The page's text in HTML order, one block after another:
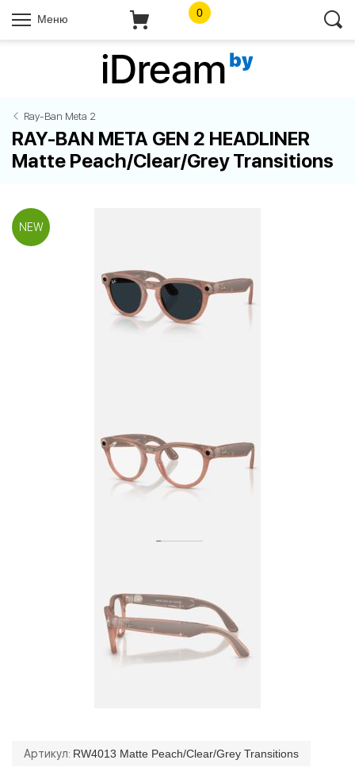
Меню 0
Ray-Ban Meta 2
RAY-BAN META GEN 2 HEADLINER
Matte Peach/Clear/Grey Transitions
NEW
Артикул: RW4013 Matte Peach/Clear/Grey Transitions